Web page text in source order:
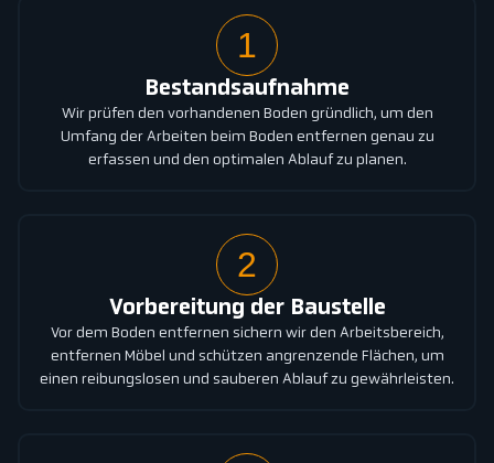
1
Bestandsaufnahme
Wir prüfen den vorhandenen Boden gründlich, um den
Umfang der Arbeiten beim Boden entfernen genau zu
erfassen und den optimalen Ablauf zu planen.
2
Vorbereitung der Baustelle
Vor dem Boden entfernen sichern wir den Arbeitsbereich,
entfernen Möbel und schützen angrenzende Flächen, um
einen reibungslosen und sauberen Ablauf zu gewährleisten.